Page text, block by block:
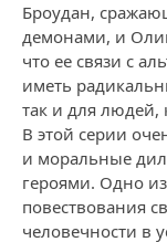
Броудан,
демонами, и
что ее связи с
иметь
так и для людей,
В этой серии
и моральные
героями. Одно
повествования
человечности в